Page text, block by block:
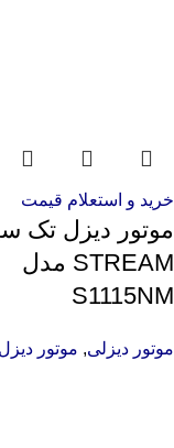
خرید و استعلام قیمت
موتور دیزل تک
STREAM مدل
S1115NM
موتور دیزلی, موتور